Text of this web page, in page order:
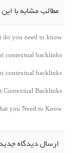
مطالب مشابه با
do you need to know
contextual backlinks
contextual backlinks
Contextual Backlinks
you Need to Know
ارسال دیدگاه